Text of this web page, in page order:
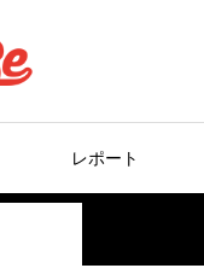
レポート